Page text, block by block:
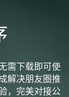
需下载即可使
解决朋友圈推
，完美对接公